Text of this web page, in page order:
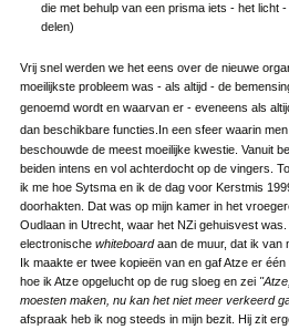
die met behulp van een prisma iets - het licht
delen)
Vrij snel werden we het eens over de nieuwe
moeilijkste probleem was - als altijd - de
genoemd wordt en waarvan er - eveneens als
dan beschikbare functies In een sfeer waarin
beschouwde de meest moeilijke kwestie. Vanuit
beiden intens en vol achterdocht op de vingers.
ik me hoe Sytsma en ik de dag voor Kerstmis
doorhakten. Dat was op mijn kamer in het
Oudlaan in Utrecht, waar het NZi gehuisvest
electronische whiteboardaan de muur, dat ik van
Ik maakte er twee kopieën van en gaf Atze er
hoe ik Atze opgelucht op de rug sloeg en zei
moesten maken, nu kan het niet meer verkeerd
afspraak heb ik nog steeds in mijn bezit. Hij zit